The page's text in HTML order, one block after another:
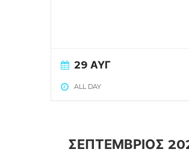
29 ΑΥΓ
ALL DAY
ΣΕΠΤΕΜΒΡΙΟΣ